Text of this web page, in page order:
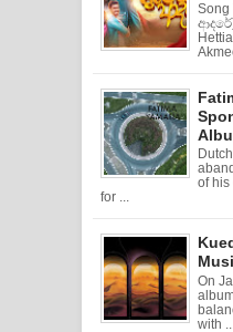
Song
of his
for ...
On
with ...